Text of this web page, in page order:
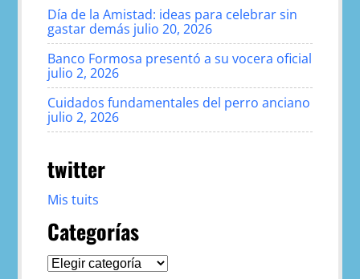
Día de la Amistad: ideas para celebrar sin
gastar demás julio 20, 2026
Banco Formosa presentó a su vocera oficial
julio 2, 2026
Cuidados fundamentales del perro anciano
julio 2, 2026
twitter
Mis tuits
Categorías
Categorías